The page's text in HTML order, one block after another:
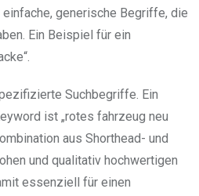
generische Begriffe, die
Ein Beispiel für ein
Suchbegriffe. Ein
ist „rotes fahrzeug neu
aus Shorthead- und
und qualitativ hochwertigen
essenziell für einen